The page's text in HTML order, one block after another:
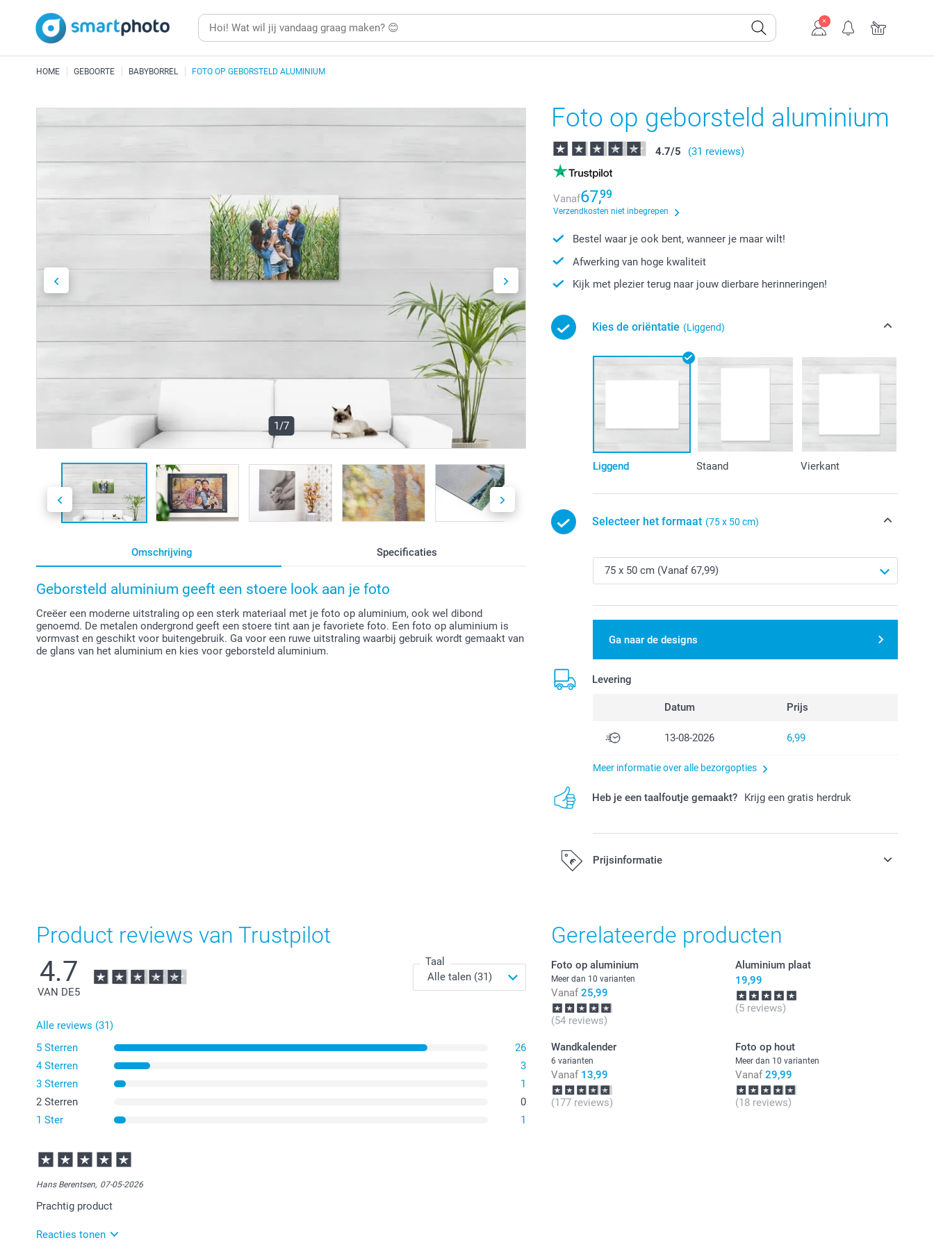
HOME GEBOORTE BABYBORREL FOTO OP GEBORSTELD ALUMINIUM
1/7
Omschrijving Specificaties
Geborsteld aluminium geeft een stoere look aan je foto
Creëer een moderne uitstraling op een sterk materiaal met je foto op aluminium, ook wel dibond
genoemd. De metalen ondergrond geeft een stoere tint aan je favoriete foto. Een foto op aluminium is
vormvast en geschikt voor buitengebruik. Ga voor een ruwe uitstraling waarbij gebruik wordt gemaakt van
de glans van het aluminium en kies voor geborsteld aluminium.
Foto op geborsteld aluminium
4.7/5 (31 reviews)
Vanaf67,99
Verzendkosten niet inbegrepen
Bestel waar je ook bent, wanneer je maar wilt!
Afwerking van hoge kwaliteit
Kijk met plezier terug naar jouw dierbare herinneringen!
Kies de oriëntatie (Liggend)
Liggend Staand Vierkant
Selecteer het formaat (75 x 50 cm)
Ga naar de designs
Levering
Datum Prijs
13-08-2026 6,99
Meer informatie over alle bezorgopties
Heb je een taalfoutje gemaakt? Krijg een gratis herdruk
Prijsinformatie
Product reviews van Trustpilot
4.7
VAN DE5
Taal
Alle reviews (31)
5 Sterren
26
4 Sterren
3
3 Sterren
1
2 Sterren
0
1 Ster
1
Hans Berentsen, 07-05-2026
Prachtig product
Reacties tonen
Gerelateerde producten
Foto op aluminium
Meer dan 10 varianten
Vanaf 25,99
(54 reviews)
Aluminium plaat
19,99
(5 reviews)
Wandkalender
6 varianten
Vanaf 13,99
(177 reviews)
Foto op hout
Meer dan 10 varianten
Vanaf 29,99
(18 reviews)